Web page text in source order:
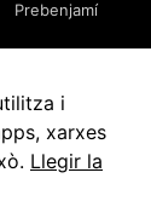
Prebenjamí
de Cookies
i
xarxes
Llegir la